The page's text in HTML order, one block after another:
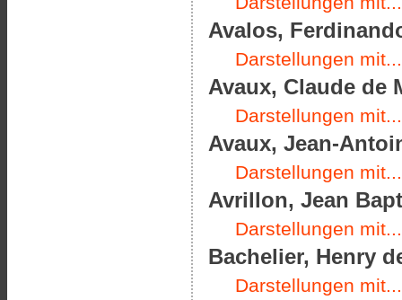
Avalos,
Darstellungen mit...
Avaux, Claude de
Darstellungen mit...
Avaux, Jean-
Darstellungen mit...
Avrillon, Jean
Darstellungen mit...
Bachelier, Henry
Darstellungen mit...